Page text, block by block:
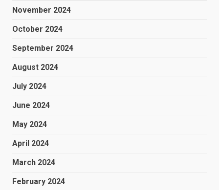
November 2024
October 2024
September 2024
August 2024
July 2024
June 2024
May 2024
April 2024
March 2024
February 2024